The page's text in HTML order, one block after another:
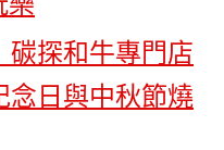
碳探和牛專門店
念日與中秋節燒